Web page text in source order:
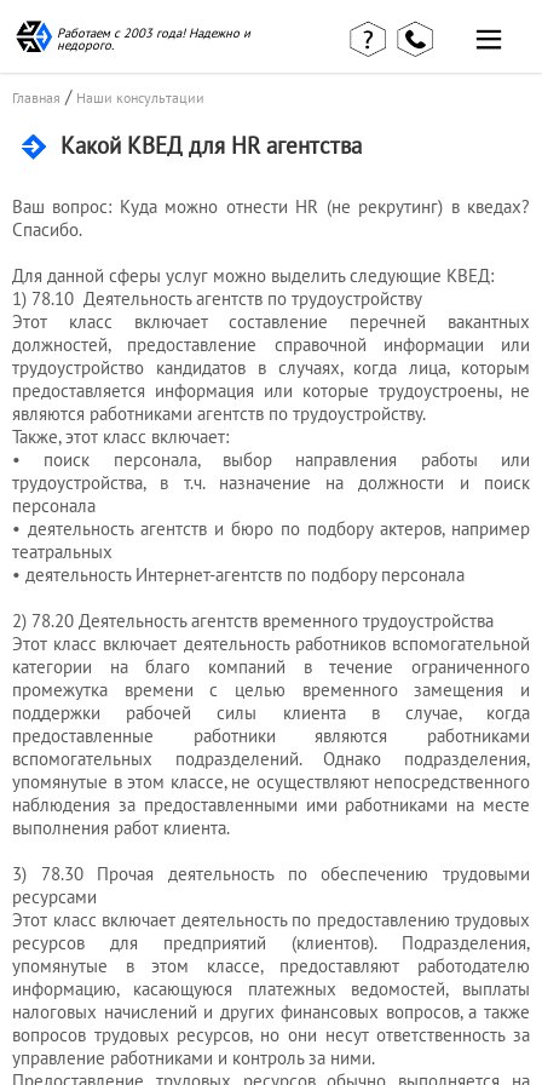
Работаем с 2003 года! Надежно и
недорого.
Главная / Наши консультации
Какой КВЕД для HR агентства
Ваш вопрос: Куда можно отнести HR (не рекрутинг) в кведах?
Спасибо.
Для данной сферы услуг можно выделить следующие КВЕД:
1) 78.10 Деятельность агентств по трудоустройству
Этот класс включает составление перечней вакантных
должностей, предоставление справочной информации или
трудоустройство кандидатов в случаях, когда лица, которым
предоставляется информация или которые трудоустроены, не
являются работниками агентств по трудоустройству.
Также, этот класс включает:
• поиск персонала, выбор направления работы или
трудоустройства, в т.ч. назначение на должности и поиск
персонала
• деятельность агентств и бюро по подбору актеров, например
театральных
• деятельность Интернет-агентств по подбору персонала
2) 78.20 Деятельность агентств временного трудоустройства
Этот класс включает деятельность работников вспомогательной
категории на благо компаний в течение ограниченного
промежутка времени с целью временного замещения и
поддержки рабочей силы клиента в случае, когда
предоставленные работники являются работниками
вспомогательных подразделений. Однако подразделения,
упомянутые в этом классе, не осуществляют непосредственного
наблюдения за предоставленными ими работниками на месте
выполнения работ клиента.
3) 78.30 Прочая деятельность по обеспечению трудовыми
ресурсами
Этот класс включает деятельность по предоставлению трудовых
ресурсов для предприятий (клиентов). Подразделения,
упомянутые в этом классе, предоставляют работодателю
информацию, касающуюся платежных ведомостей, выплаты
налоговых начислений и других финансовых вопросов, а также
вопросов трудовых ресурсов, но они несут ответственность за
управление работниками и контроль за ними.
Главная
страница
Отзывы
клиентов
Контакты
Вакансии
Наши статьи
деталях
консультации
Миграционные
услуги
Услуги
бухгалтера
Услуги
юриста
Услуги
регистратора
Кадровый
аутсорсинг
Лицензии
и
разрешения